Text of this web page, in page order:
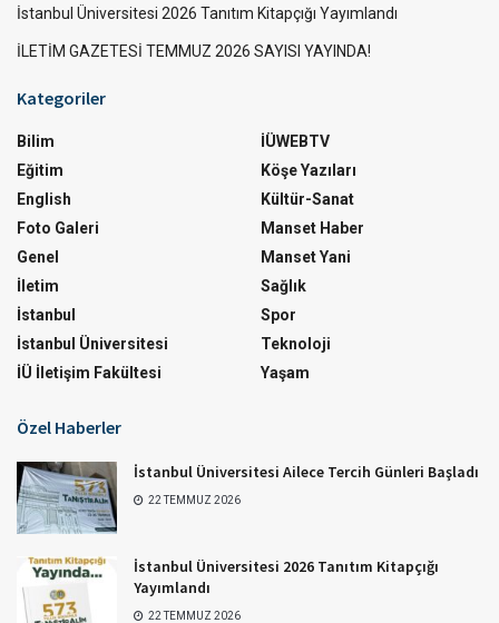
İstanbul Üniversitesi 2026 Tanıtım Kitapçığı Yayımlandı
İLETİM GAZETESİ TEMMUZ 2026 SAYISI YAYINDA!
Kategoriler
Bilim
Eğitim
English
Foto Galeri
Genel
İletim
İstanbul
İstanbul Üniversitesi
İÜ İletişim Fakültesi
İÜWEBTV
Köşe Yazıları
Kültür-Sanat
Manset Haber
Manset Yani
Sağlık
Spor
Teknoloji
Yaşam
Özel Haberler
İstanbul Üniversitesi Ailece Tercih Günleri Başladı
22 TEMMUZ 2026
İstanbul Üniversitesi 2026 Tanıtım Kitapçığı
Yayımlandı
22 TEMMUZ 2026